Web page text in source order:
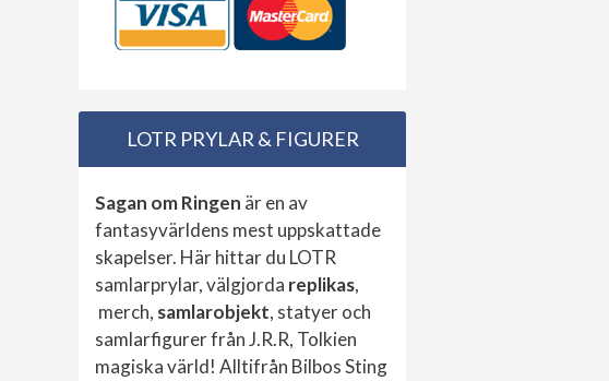
LOTR PRYLAR & FIGURER
Sagan om Ringen är en av
fantasyvärldens mest uppskattade
skapelser. Här hittar du LOTR
samlarprylar, välgjorda replikas,
merch, samlarobjekt, statyer och
samlarfigurer från J.R.R, Tolkien
magiska värld! Alltifrån Bilbos Sting